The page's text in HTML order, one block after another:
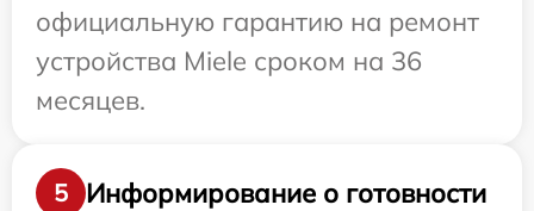
официальную гарантию на ремонт
устройства Miele сроком на 36
месяцев.
5
Информирование о готовности